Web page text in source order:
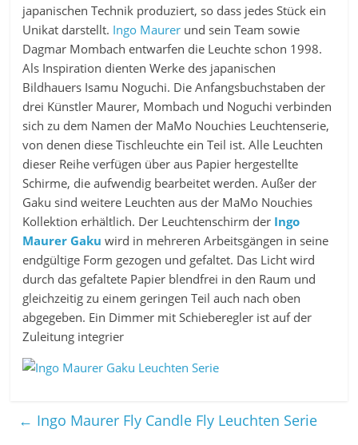
japanischen Technik produziert, so dass jedes Stück ein
Unikat darstellt. Ingo Maurer und sein Team sowie
Dagmar Mombach entwarfen die Leuchte schon 1998.
Als Inspiration dienten Werke des japanischen
Bildhauers Isamu Noguchi. Die Anfangsbuchstaben der
drei Künstler Maurer, Mombach und Noguchi verbinden
sich zu dem Namen der MaMo Nouchies Leuchtenserie,
von denen diese Tischleuchte ein Teil ist. Alle Leuchten
dieser Reihe verfügen über aus Papier hergestellte
Schirme, die aufwendig bearbeitet werden. Außer der
Gaku sind weitere Leuchten aus der MaMo Nouchies
Kollektion erhältlich. Der Leuchtenschirm der Ingo
Maurer Gaku wird in mehreren Arbeitsgängen in seine
endgültige Form gezogen und gefaltet. Das Licht wird
durch das gefaltete Papier blendfrei in den Raum und
gleichzeitig zu einem geringen Teil auch nach oben
abgegeben. Ein Dimmer mit Schieberegler ist auf der
Zuleitung integrier
← Ingo Maurer Fly Candle Fly Leuchten Serie